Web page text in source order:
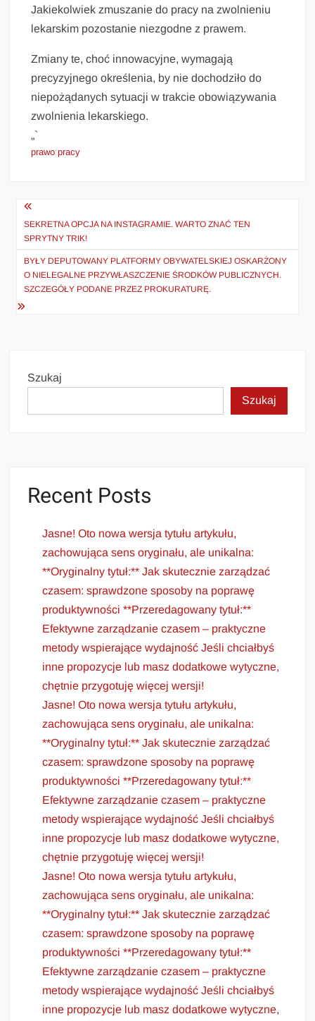
Jakiekolwiek zmuszanie do pracy na zwolnieniu
lekarskim pozostanie niezgodne z prawem.
Zmiany te, choć innowacyjne, wymagają
precyzyjnego określenia, by nie dochodziło do
niepożądanych sytuacji w trakcie obowiązywania
zwolnienia lekarskiego.
„`
prawo pracy
Nawigacja
wpisu
SEKRETNA OPCJA NA INSTAGRAMIE. WARTO ZNAĆ TEN
SPRYTNY TRIK!
BYŁY DEPUTOWANY PLATFORMY OBYWATELSKIEJ OSKARŻONY
O NIELEGALNE PRZYWŁASZCZENIE ŚRODKÓW PUBLICZNYCH.
SZCZEGÓŁY PODANE PRZEZ PROKURATURĘ.
Szukaj
Szukaj
Recent Posts
Jasne! Oto nowa wersja tytułu artykułu,
zachowująca sens oryginału, ale unikalna:
**Oryginalny tytuł:** Jak skutecznie zarządzać
czasem: sprawdzone sposoby na poprawę
produktywności **Przeredagowany tytuł:**
Efektywne zarządzanie czasem – praktyczne
metody wspierające wydajność Jeśli chciałbyś
inne propozycje lub masz dodatkowe wytyczne,
chętnie przygotuję więcej wersji!
Jasne! Oto nowa wersja tytułu artykułu,
zachowująca sens oryginału, ale unikalna:
**Oryginalny tytuł:** Jak skutecznie zarządzać
czasem: sprawdzone sposoby na poprawę
produktywności **Przeredagowany tytuł:**
Efektywne zarządzanie czasem – praktyczne
metody wspierające wydajność Jeśli chciałbyś
inne propozycje lub masz dodatkowe wytyczne,
chętnie przygotuję więcej wersji!
Jasne! Oto nowa wersja tytułu artykułu,
zachowująca sens oryginału, ale unikalna:
**Oryginalny tytuł:** Jak skutecznie zarządzać
czasem: sprawdzone sposoby na poprawę
produktywności **Przeredagowany tytuł:**
Efektywne zarządzanie czasem – praktyczne
metody wspierające wydajność Jeśli chciałbyś
inne propozycje lub masz dodatkowe wytyczne,